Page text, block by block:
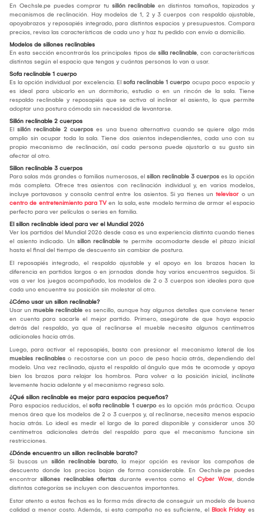
En Oechsle.pe puedes comprar tu sillón reclinable en distintos tamaños, tapizados y
mecanismos de reclinación. Hay modelos de 1, 2 y 3 cuerpos con respaldo ajustable,
apoyabrazos y reposapiés integrado, para distintos espacios y presupuestos. Compara
precios, revisa las características de cada uno y haz tu pedido con envío a domicilio.
Modelos de sillones reclinables
En esta sección encontrarás los principales tipos de silla reclinable, con características
distintas según el espacio que tengas y cuántas personas lo van a usar.
Sofa reclinable 1 cuerpo
Es la opción individual por excelencia. El sofa reclinable 1 cuerpo ocupa poco espacio y
es ideal para ubicarlo en un dormitorio, estudio o en un rincón de la sala. Tiene
respaldo reclinable y reposapiés que se activa al inclinar el asiento, lo que permite
adoptar una postura cómoda sin necesidad de levantarse.
Sillón reclinable 2 cuerpos
El sillón reclinable 2 cuerpos es una buena alternativa cuando se quiere algo más
amplio sin ocupar toda la sala. Tiene dos asientos independientes, cada uno con su
propio mecanismo de reclinación, así cada persona puede ajustarlo a su gusto sin
afectar al otro.
Sillon reclinable 3 cuerpos
Para salas más grandes o familias numerosas, el sillon reclinable 3 cuerpos es la opción
más completa. Ofrece tres asientos con reclinación individual y, en varios modelos,
incluye portavasos y consola central entre los asientos. Si ya tienes un televisor o un
centro de entretenimiento para TV en la sala, este modelo termina de armar el espacio
perfecto para ver películas o series en familia.
El sillon reclinable ideal para ver el Mundial 2026
Ver los partidos del Mundial 2026 desde casa es una experiencia distinta cuando tienes
el asiento indicado. Un sillon reclinable te permite acomodarte desde el pitazo inicial
hasta el final del tiempo de descuento sin cambiar de postura.
El reposapiés integrado, el respaldo ajustable y el apoyo en los brazos hacen la
diferencia en partidos largos o en jornadas donde hay varios encuentros seguidos. Si
vas a ver los juegos acompañado, los modelos de 2 o 3 cuerpos son ideales para que
cada uno encuentre su posición sin molestar al otro.
¿Cómo usar un sillon reclinable?
Usar un mueble reclinable es sencillo, aunque hay algunos detalles que conviene tener
en cuenta para sacarle el mejor partido. Primero, asegúrate de que haya espacio
detrás del respaldo, ya que al reclinarse el mueble necesita algunos centímetros
adicionales hacia atrás.
Luego, para activar el reposapiés, basta con presionar el mecanismo lateral de los
muebles reclinables o recostarse con un poco de peso hacia atrás, dependiendo del
modelo. Una vez reclinado, ajusta el respaldo al ángulo que más te acomode y apoya
bien los brazos para relajar los hombros. Para volver a la posición inicial, inclínate
levemente hacia adelante y el mecanismo regresa solo.
¿Qué sillon reclinable es mejor para espacios pequeños?
Para espacios reducidos, el sofa reclinable 1 cuerpo es la opción más práctica. Ocupa
menos área que los modelos de 2 o 3 cuerpos y, al reclinarse, necesita menos espacio
hacia atrás. Lo ideal es medir el largo de la pared disponible y considerar unos 30
centímetros adicionales detrás del respaldo para que el mecanismo funcione sin
restricciones.
¿Dónde encuentro un sillon reclinable barato?
Si buscas un sillón reclinable barato, la mejor opción es revisar las campañas de
descuento donde los precios bajan de forma considerable. En Oechsle.pe puedes
encontrar sillones reclinables ofertas durante eventos como el Cyber Wow, donde
distintas categorías se incluyen con descuentos importantes.
Estar atento a estas fechas es la forma más directa de conseguir un modelo de buena
calidad a menor costo. Además, si esta campaña no es suficiente, el Black Fridayes